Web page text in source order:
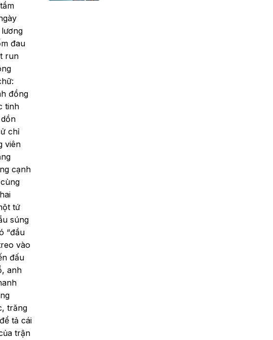
đau
run
đồng
tinh
chỉ
viên
cạnh
tứ
súng
“đầu
vào
đấu
anh
trăng
tả cái
trận